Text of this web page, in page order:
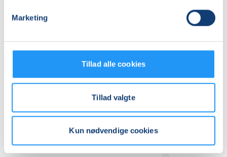
Marketing
Tillad alle cookies
Tillad valgte
Kun nødvendige cookies
Relaterede hold